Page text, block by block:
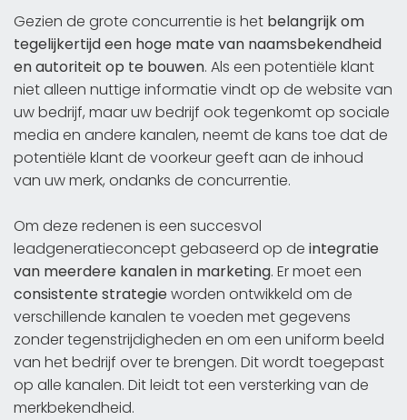
Gezien de grote concurrentie is het belangrijk om
tegelijkertijd een hoge mate van naamsbekendheid
en autoriteit op te bouwen. Als een potentiële klant
niet alleen nuttige informatie vindt op de website van
uw bedrijf, maar uw bedrijf ook tegenkomt op sociale
media en andere kanalen, neemt de kans toe dat de
potentiële klant de voorkeur geeft aan de inhoud
van uw merk, ondanks de concurrentie.
Om deze redenen is een succesvol
leadgeneratieconcept gebaseerd op de integratie
van meerdere kanalen in marketing. Er moet een
consistente strategieworden ontwikkeld om de
verschillende kanalen te voeden met gegevens
zonder tegenstrijdigheden en om een uniform beeld
van het bedrijf over te brengen. Dit wordt toegepast
op alle kanalen. Dit leidt tot een versterking van de
merkbekendheid.